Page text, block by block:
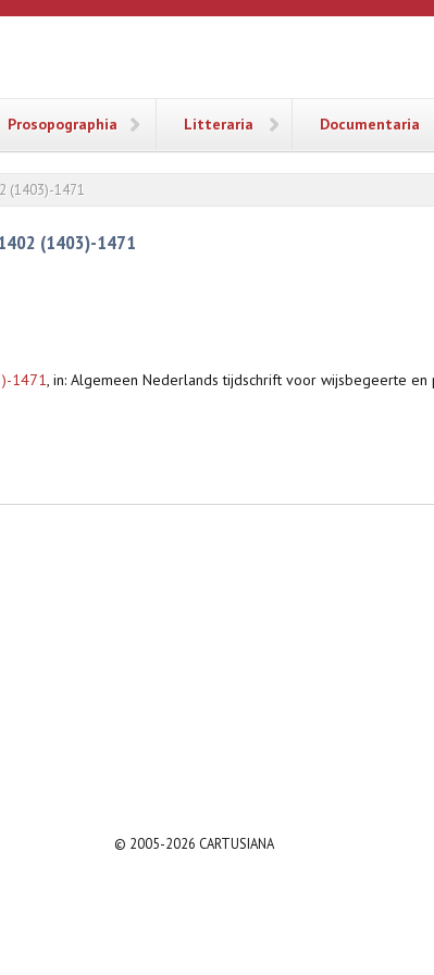
Prosopographia Litteraria Documentaria
(1403)-1471
1402 (1403)-1471
1471, in: Algemeen Nederlands tijdschrift voor wijsbegeerte en
© 2005-2026 CARTUSIANA